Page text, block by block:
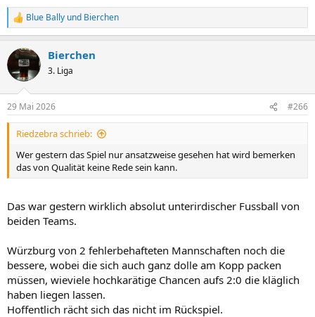
R
e
k
i
e
n
Blue Bally und Bierchen
Bierchen
3. Liga
29 Mai 2026 #266
Riedzebra schrieb:
Wer gestern das Spiel nur ansatzweise gesehen hat wird bemerken
das von Qualität keine Rede sein kann.
Das war gestern wirklich absolut unterirdischer Fussball von
beiden Teams.
Würzburg von 2 fehlerbehafteten Mannschaften noch die
bessere, wobei die sich auch ganz dolle am Kopp packen
müssen, wieviele hochkarätige Chancen aufs 2:0 die kläglich
haben liegen lassen.
Hoffentlich rächt sich das nicht im Rückspiel.